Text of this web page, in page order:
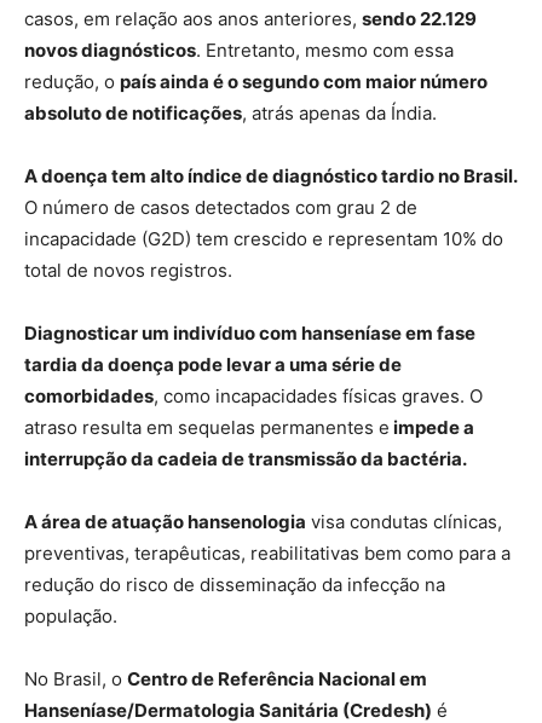
casos, em relação aos anos anteriores, sendo 22.129
novos diagnósticos. Entretanto, mesmo com essa
redução, o país ainda é o segundo com maior número
absoluto de notificações, atrás apenas da Índia.
A doença tem alto índice de diagnóstico tardio no Brasil.
O número de casos detectados com grau 2 de
incapacidade (G2D) tem crescido e representam 10% do
total de novos registros.
Diagnosticar um indivíduo com hanseníase em fase
tardia da doença pode levar a uma série de
comorbidades, como incapacidades físicas graves. O
atraso resulta em sequelas permanentes e impede a
interrupção da cadeia de transmissão da bactéria.
A área de atuação hansenologia visa condutas clínicas,
preventivas, terapêuticas, reabilitativas bem como para a
redução do risco de disseminação da infecção na
população.
No Brasil, o Centro de Referência Nacional em
Hanseníase/Dermatologia Sanitária (Credesh) é